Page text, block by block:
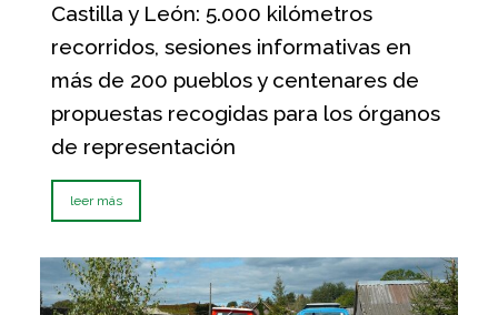
Castilla y León: 5.000 kilómetros
recorridos, sesiones informativas en
más de 200 pueblos y centenares de
propuestas recogidas para los órganos
de representación
leer más